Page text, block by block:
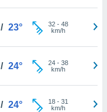
/ 23° 32- 48
km/h
/ 24° 24- 38
km/h
/ 24° 18- 31
km/h